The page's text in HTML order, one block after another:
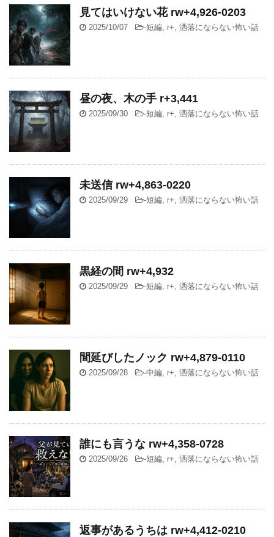
見てはいけない花 rw+4,926-0203
2025/10/07 -短編, r+, 洒落にならない怖い話
昼の夜、木の手 r+3,441
2025/09/30 -短編, r+, 洒落にならない怖い話
未送信 rw+4,863-0220
2025/09/29 -短編, r+, 洒落にならない怖い話
黒経の間 rw+4,932
2025/09/29 -短編, r+, 洒落にならない怖い話
間延びしたノック rw+4,879-0110
2025/09/28 -中編, r+, 洒落にならない怖い話
誰にも言うな rw+4,358-0728
2025/09/26 -短編, r+, 洒落にならない怖い話
返事があるうちは rw+4,412-0210